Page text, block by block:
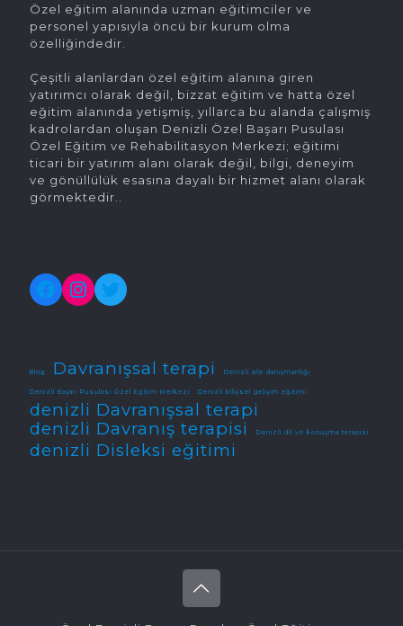
Özel eğitim alanında uzman eğitimciler ve
personel yapısıyla öncü bir kurum olma
özelliğindedir.
Çeşitli alanlardan özel eğitim alanına giren
yatırımcı olarak değil, bizzat eğitim ve hatta özel
eğitim alanında yetişmiş, yıllarca bu alanda çalışmış
kadrolardan oluşan Denizli Özel Başarı Pusulası
Özel Eğitim ve Rehabilitasyon Merkezi; eğitimi
ticari bir yatırım alanı olarak değil, bilgi, deneyim
ve gönüllülük esasına dayalı bir hizmet alanı olarak
görmektedir..
Facebook
Instagram
Twitter
Blog Davranışsal terapi Denizli aile danışmanlığı
Denizli Başarı Pusulası Özel Eğitim Merkezi Denizli bilişsel gelişim eğitimi
denizli Davranışsal terapi
denizli Davranış terapisi
Denizli dil ve konuşma terapisi
denizli Disleksi eğitimi